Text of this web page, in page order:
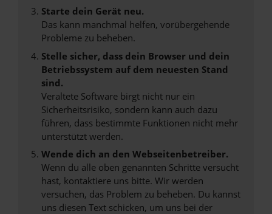
Starte dein Gerät neu.
Das kann manchmal helfen, vorübergehende
Probleme zu beheben.
Stelle sicher, dass dein Browser und dein
Betriebssystem auf dem neuesten Stand
sind.
Veraltete Software birgt nicht nur ein
Sicherheitsrisiko, sondern kann auch dazu
führen, dass bestimmte Funktionen nicht mehr
unterstützt werden.
Wende dich an den Webseitenbetreiber.
Wenn du alle oben genannten Schritte versucht
hast, kontaktiere uns bitte. Wir werden
versuchen, das Problem zu beheben. Du kannst
uns diesen Text schicken, um uns bei der